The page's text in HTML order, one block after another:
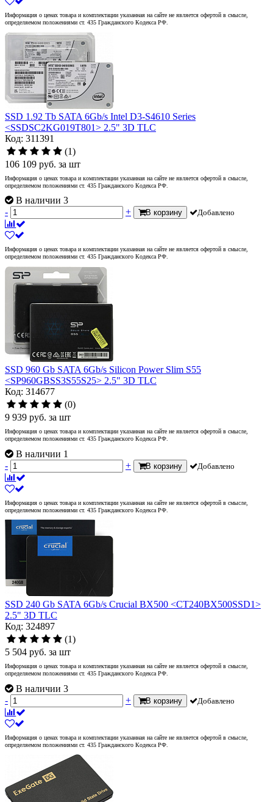
Информация о ценах товара и комплектации указанная на сайте не является офертой в смысле,
определяемом положениями ст. 435 Гражданского Кодекса РФ.
SSD 1.92 Tb SATA 6Gb/s Intel D3-S4610 Series
<SSDSC2KG019T801> 2.5" 3D TLC
Код: 311391
(1)
106 109 руб. за шт
Информация о ценах товара и комплектации указанная на сайте не является офертой в смысле,
определяемом положениями ст. 435 Гражданского Кодекса РФ.
В наличии 3
-
+ В корзину Добавлено
Информация о ценах товара и комплектации указанная на сайте не является офертой в смысле,
определяемом положениями ст. 435 Гражданского Кодекса РФ.
SSD 960 Gb SATA 6Gb/s Silicon Power Slim S55
<SP960GBSS3S55S25> 2.5" 3D TLC
Код: 314677
(0)
9 939 руб. за шт
Информация о ценах товара и комплектации указанная на сайте не является офертой в смысле,
определяемом положениями ст. 435 Гражданского Кодекса РФ.
В наличии 1
-
+ В корзину Добавлено
Информация о ценах товара и комплектации указанная на сайте не является офертой в смысле,
определяемом положениями ст. 435 Гражданского Кодекса РФ.
SSD 240 Gb SATA 6Gb/s Crucial BX500 <CT240BX500SSD1>
2.5" 3D TLC
Код: 324897
(1)
5 504 руб. за шт
Информация о ценах товара и комплектации указанная на сайте не является офертой в смысле,
определяемом положениями ст. 435 Гражданского Кодекса РФ.
В наличии 3
-
+ В корзину Добавлено
Информация о ценах товара и комплектации указанная на сайте не является офертой в смысле,
определяемом положениями ст. 435 Гражданского Кодекса РФ.